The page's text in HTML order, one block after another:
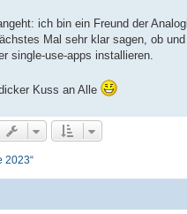
ich bin ein Freund der
Mal sehr klar sagen, ob
single-use-apps installieren.
Kuss an Alle
2023“